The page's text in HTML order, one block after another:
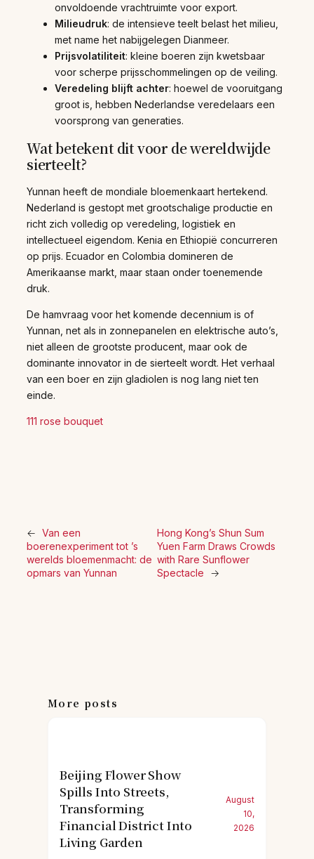
onvoldoende vrachtruimte voor export.
Milieudruk: de intensieve teelt belast het milieu,
met name het nabijgelegen Dianmeer.
Prijsvolatiliteit: kleine boeren zijn kwetsbaar
voor scherpe prijsschommelingen op de veiling.
Veredeling blijft achter: hoewel de vooruitgang
groot is, hebben Nederlandse veredelaars een
voorsprong van generaties.
Wat betekent dit voor de wereldwijde
sierteelt?
Yunnan heeft de mondiale bloemenkaart hertekend.
Nederland is gestopt met grootschalige productie en
richt zich volledig op veredeling, logistiek en
intellectueel eigendom. Kenia en Ethiopië concurreren
op prijs. Ecuador en Colombia domineren de
Amerikaanse markt, maar staan onder toenemende
druk.
De hamvraag voor het komende decennium is of
Yunnan, net als in zonnepanelen en elektrische auto’s,
niet alleen de grootste producent, maar ook de
dominante innovator in de sierteelt wordt. Het verhaal
van een boer en zijn gladiolen is nog lang niet ten
einde.
111 rose bouquet
← Van een
boerenexperiment tot ’s
werelds bloemenmacht: de
opmars van Yunnan
Hong Kong’s Shun Sum
Yuen Farm Draws Crowds
with Rare Sunflower
Spectacle
→
More posts
Beijing Flower Show
Spills Into Streets,
Transforming
Financial District Into
Living Garden
August
10,
2026